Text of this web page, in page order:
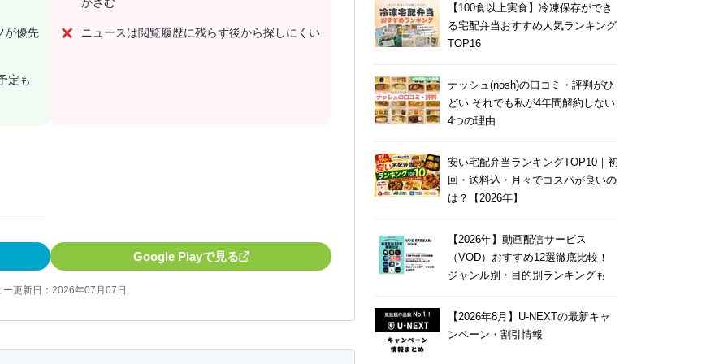
が優先
定も
ニュースは閲覧履歴に残らず後から探しにくい
Google Playで見る
ー更新日：2026年07月07日
【100食以上実食】冷凍保存ができ
る宅配弁当おすすめ人気ランキング
TOP16
ナッシュ(nosh)の口コミ・評判がひ
どい それでも私が4年間解約しない
4つの理由
安い宅配弁当ランキングTOP10｜初
回・送料込・月々でコスパが良いの
は？【2026年】
【2026年】動画配信サービス
（VOD）おすすめ12選徹底比較！
ジャンル別・目的別ランキングも
【2026年8月】U-NEXTの最新キャ
ンペーン・割引情報